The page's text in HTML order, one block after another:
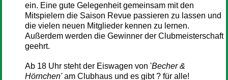
ein. Eine gute Gelegenheit gemeinsam mit den
Mitspielern die Saison Revue passieren zu lassen und
die vielen neuen Mitglieder kennen zu lernen.
Außerdem werden die Gewinner der Clubmeisterschaft
geehrt.
Ab 18 Uhr steht der Eiswagen von 'Becher &
Hörnchen'am Clubhaus und es gibt ? für alle!